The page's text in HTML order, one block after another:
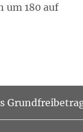
um 180 auf